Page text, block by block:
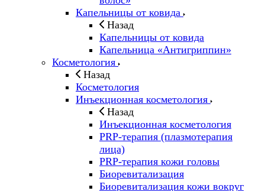
Капельницы от ковида
Назад
Капельницы от ковида
Капельница «Антигриппин»
Косметология
Назад
Косметология
Инъекционная косметология
Назад
Инъекционная косметология
PRP-терапия (плазмотерапия
лица)
PRP-терапия кожи головы
Биоревитализация
Биоревитализация кожи вокруг